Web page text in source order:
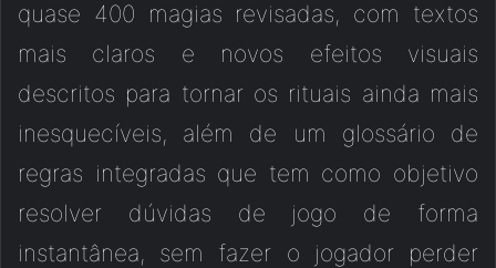
quase 400 magias revisadas, com textos
mais claros e novos efeitos visuais
descritos para tornar os rituais ainda mais
inesquecíveis, além de um glossário de
regras integradas que tem como objetivo
resolver dúvidas de jogo de forma
instantânea, sem fazer o jogador perder